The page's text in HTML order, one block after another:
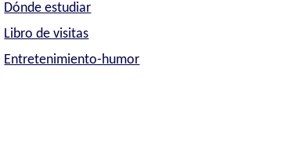
Dónde estudiar
Libro de visitas
Entretenimiento-humor